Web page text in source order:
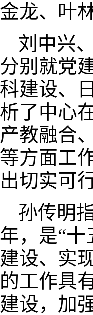
金龙、叶
刘中兴
分别就党
科建设、
析了中心
产教融合
等方面工
出切实可
孙传明
年，是“
建设、实
的工作具
建设，加